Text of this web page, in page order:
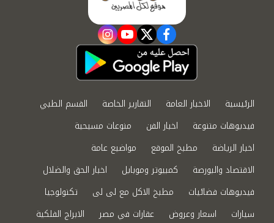
facebook
twitter
youtube
instagram
الرئيسية الاخبار العامة التقارير الخاصة
القسم الطبي
فيديوهات متنوعة
اخبار الفن
منوعات مسيحية
اخبار الرياضة
مطبخ الموقع
مواضيع عامة
الاقتصاد والبورصة
كمبيوتر وموبايل
اخبار الحق والضلال
فيديوهات فضائيات
مطبخ الاكل مع لى لى
تكنولوجيا
سيارات
اسعار وعروض عقارات في مصر الابراج الفلكية